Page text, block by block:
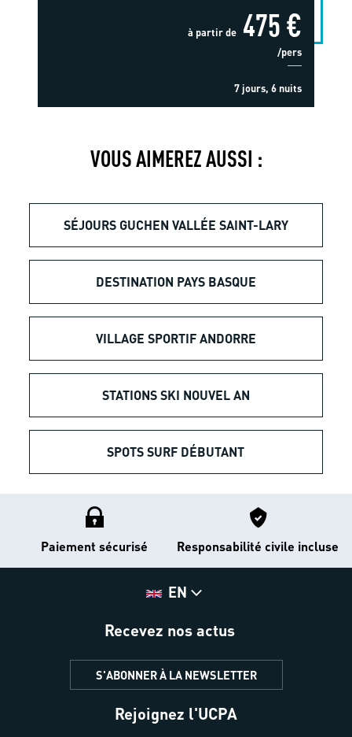
à partir de 475 €
/pers
7 jours, 6 nuits
VOUS AIMEREZ AUSSI :
SÉJOURS GUCHEN VALLÉE SAINT-LARY
DESTINATION PAYS BASQUE
VILLAGE SPORTIF ANDORRE
STATIONS SKI NOUVEL AN
SPOTS SURF DÉBUTANT
Paiement sécurisé Responsabilité civile incluse
EN
Recevez nos actus
S'ABONNER À LA NEWSLETTER
Rejoignez l'UCPA